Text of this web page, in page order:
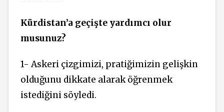
Kürdistan’a geçişte yardımcı olur
musunuz?
1- Askeri çizgimizi, pratiğimizin gelişkin
olduğunu dikkate alarak öğrenmek
istediğini söyledi.